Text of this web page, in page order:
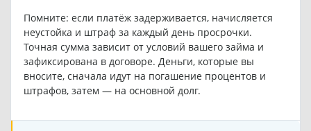
Помните: если платёж задерживается, начисляется
неустойка и штраф за каждый день просрочки.
Точная сумма зависит от условий вашего займа и
зафиксирована в договоре. Деньги, которые вы
вносите, сначала идут на погашение процентов и
штрафов, затем — на основной долг.